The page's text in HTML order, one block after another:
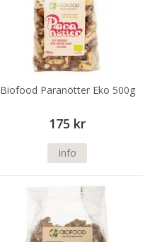
Biofood Paranötter Eko 500g
175 kr
Info